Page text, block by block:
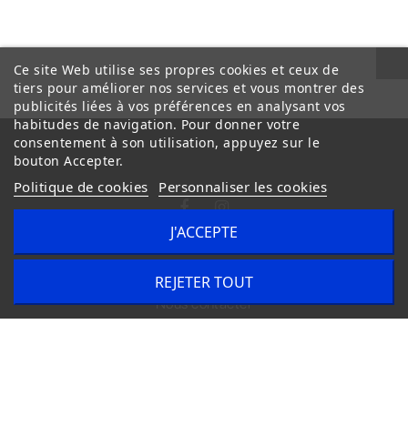
Conditions Générales de Vente
Nous contacter
Ce site Web utilise ses propres cookies et ceux de
tiers pour améliorer nos services et vous montrer des
publicités liées à vos préférences en analysant vos
habitudes de navigation. Pour donner votre
consentement à son utilisation, appuyez sur le
bouton Accepter.
Politique de cookies Personnaliser les cookies
REJETER TOUT
J'ACCEPTE